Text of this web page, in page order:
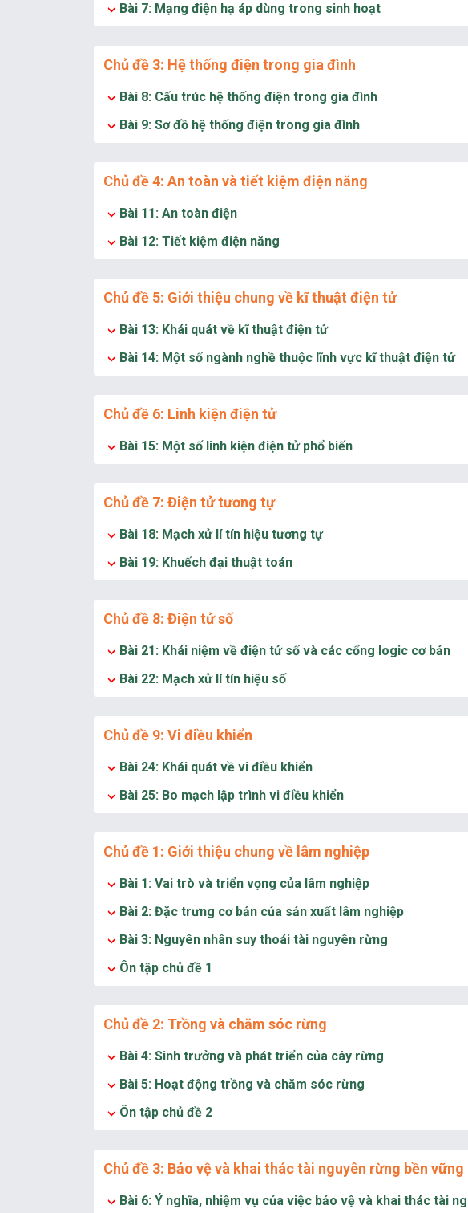
Bài 7: Mạng điện hạ áp dùng trong sinh hoạt
Chủ đề 3: Hệ thống điện trong gia đình
Bài 8: Cấu trúc hệ thống điện trong gia đình
Bài 9: Sơ đồ hệ thống điện trong gia đình
Chủ đề 4: An toàn và tiết kiệm điện năng
Bài 11: An toàn điện
Bài 12: Tiết kiệm điện năng
Chủ đề 5: Giới thiệu chung về kĩ thuật điện tử
Bài 13: Khái quát về kĩ thuật điện tử
Bài 14: Một số ngành nghề thuộc lĩnh vực kĩ thuật điện tử
Chủ đề 6: Linh kiện điện tử
Bài 15: Một số linh kiện điện tử phổ biến
Chủ đề 7: Điện tử tương tự
Bài 18: Mạch xử lí tín hiệu tương tự
Bài 19: Khuếch đại thuật toán
Chủ đề 8: Điện tử số
Bài 21: Khái niệm về điện tử số và các cổng logic cơ bản
Bài 22: Mạch xử lí tín hiệu số
Chủ đề 9: Vi điều khiển
Bài 24: Khái quát về vi điều khiển
Bài 25: Bo mạch lập trình vi điều khiển
Chủ đề 1: Giới thiệu chung về lâm nghiệp
Bài 1: Vai trò và triển vọng của lâm nghiệp
Bài 2: Đặc trưng cơ bản của sản xuất lâm nghiệp
Bài 3: Nguyên nhân suy thoái tài nguyên rừng
Ôn tập chủ đề 1
Chủ đề 2: Trồng và chăm sóc rừng
Bài 4: Sinh trưởng và phát triển của cây rừng
Bài 5: Hoạt động trồng và chăm sóc rừng
Ôn tập chủ đề 2
Chủ đề 3: Bảo vệ và khai thác tài nguyên rừng bền vững
Bài 6: Ý nghĩa, nhiệm vụ của việc bảo vệ và khai thác tài